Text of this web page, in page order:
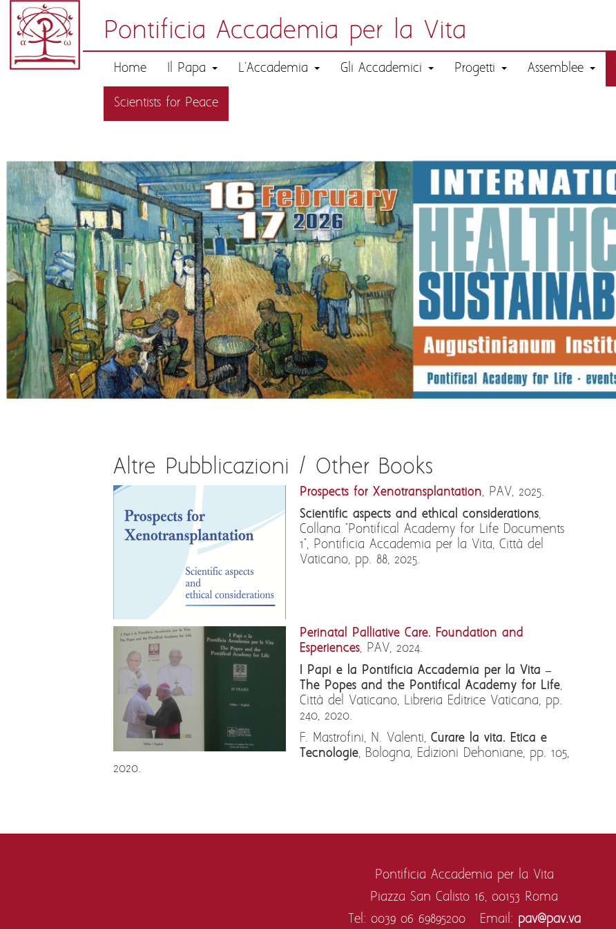
Pontificia Accademia per la Vita
Home Il Papa L'Accademia Gli Accademici Progetti Assemblee
Scientists for Peace
Altre Pubblicazioni / Other Books
Prospects for Xenotransplantation, PAV, 2025.
Scientific aspects and ethical considerations,
Collana "Pontifical Academy for Life Documents
1", Pontificia Accademia per la Vita, Città del
Vaticano, pp. 88, 2025.
Perinatal Palliative Care. Foundation and
Esperiences, PAV, 2024.
I Papi e la Pontificia Accademia per la Vita –
The Popes and the Pontifical Academy for Life,
Città del Vaticano, Libreria Editrice Vaticana, pp.
240, 2020.
F. Mastrofini, N. Valenti,Curare la vita. Etica e
Tecnologie, Bologna, Edizioni Dehoniane, pp. 105,
2020.
Pontificia Accademia per la Vita
Piazza San Calisto 16, 00153 Roma
Tel: 0039 06 69895200 Email: pav@pav.va